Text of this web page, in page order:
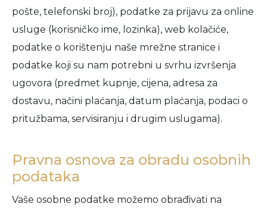
pošte, telefonski broj), podatke za prijavu za online
usluge (korisničko ime, lozinka), web kolačiće,
podatke o korištenju naše mrežne stranice i
podatke koji su nam potrebni u svrhu izvršenja
ugovora (predmet kupnje, cijena, adresa za
dostavu, načini plaćanja, datum plaćanja, podaci o
pritužbama, servisiranju i drugim uslugama).
Pravna osnova za obradu osobnih
podataka
Vaše osobne podatke možemo obrađivati na